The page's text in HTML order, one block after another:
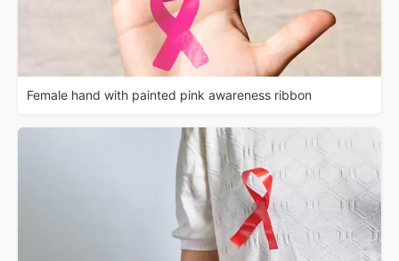
Female hand with painted pink awareness ribbon